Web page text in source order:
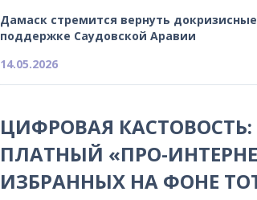
Дамаск стремится вернуть
поддержке Саудовской Аравии
14.05.2026
ЦИФРОВАЯ КАСТОВОСТЬ:
ПЛАТНЫЙ «ПРО-
ИЗБРАННЫХ НА ФОНЕ